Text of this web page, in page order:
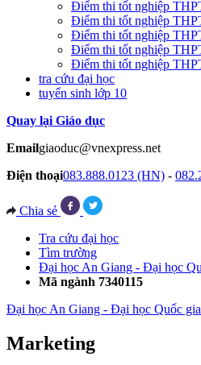
Điểm thi tốt nghiệp
Điểm thi tốt nghiệp
Điểm thi tốt nghiệp
Điểm thi tốt nghiệp
Điểm thi tốt nghiệp
tra cứu đại học
tuyển sinh lớp 10
Quay lại Giáo dục
Emailgiaoduc@vnexpress.net
Điện thoại083.888.0123 (HN) -
Chia sẻ
Tra cứu đại học
Tìm trường
Đại học An Giang - Đại học
Mã ngành 7340115
Đại học An Giang - Đại học Quốc
Marketing